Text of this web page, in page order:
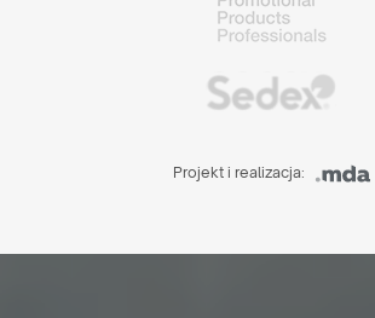
Projekt i realizacja: